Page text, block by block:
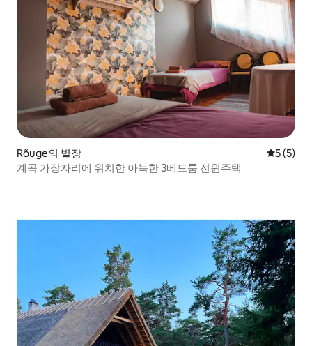
Rõuge의 별장 평점 5점
5 (5)
계곡 가장자리에 위치한 아늑한 3베드룸 전원주택